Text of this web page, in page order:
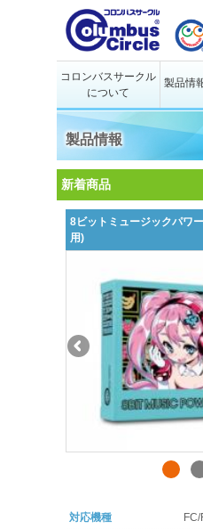
コロンバスサークル
について
製品情
製品情報
新着商品
8ビットミュージックパワ
用)
対応機種